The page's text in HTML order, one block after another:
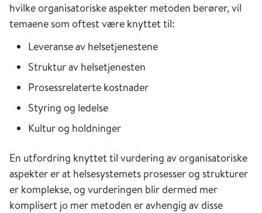
hvilke organisatoriske aspekter metoden berører, vil
temaene som oftest være knyttet til:
Leveranse av helsetjenestene
Struktur av helsetjenesten
Prosessrelaterte kostnader
Styring og ledelse
Kultur og holdninger
En utfordring knyttet til vurdering av organisatoriske
aspekter er at helsesystemets prosesser og strukturer
er komplekse, og vurderingen blir dermed mer
komplisert jo mer metoden er avhengig av disse